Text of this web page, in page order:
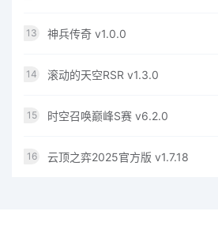
13 神兵传奇 v1.0.0
14 滚动的天空RSR v1.3.0
15 时空召唤巅峰S赛 v6.2.0
16 云顶之弈2025官方版 v1.7.18